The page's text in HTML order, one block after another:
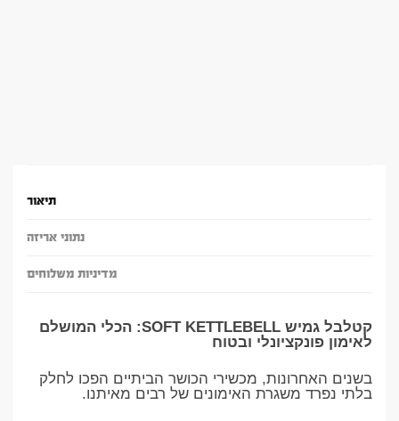
תיאור
נתוני אריזה
מדיניות משלוחים
קטלבל גמיש SOFT KETTLEBELL: הכלי המושלם
לאימון פונקציונלי ובטוח
בשנים האחרונות, מכשירי הכושר הביתיים הפכו לחלק
בלתי נפרד משגרת האימונים של רבים מאיתנו.